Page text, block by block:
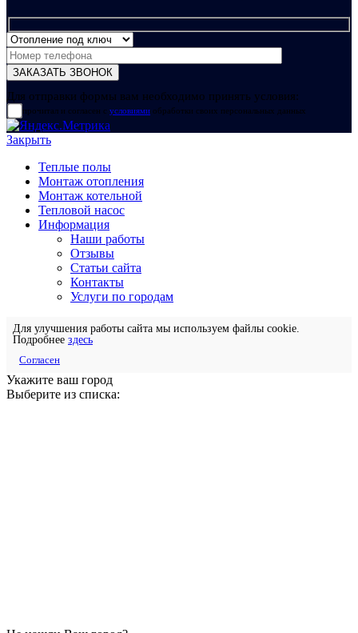
Для отправки формы вам необходимо принять условия:
прочитал и согласен с условиями обработки своих персональных данных
Закрыть
Теплые полы
Монтаж отопления
Монтаж котельной
Тепловой насос
Информация
Наши работы
Отзывы
Статьи сайта
Контакты
Услуги по городам
Для улучшения работы сайта мы используем файлы cookie.
Подробнее здесь
Согласен
Укажите ваш город
Выберите из списка: